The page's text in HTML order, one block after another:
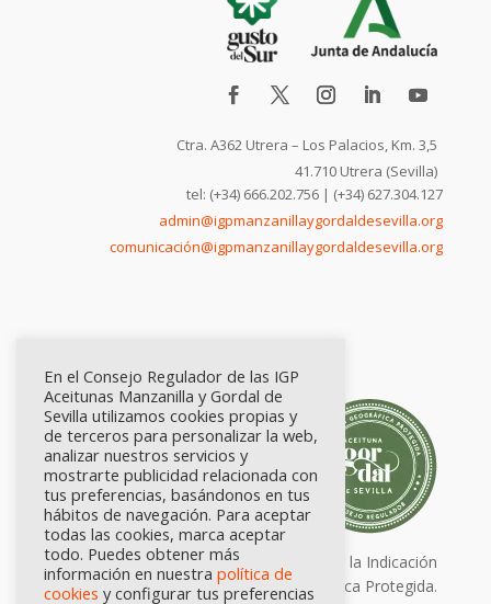
Ctra. A362 Utrera – Los Palacios, Km. 3,5
41.710 Utrera (Sevilla)
tel: (+34) 666.202.756 | (+34) 627.304.127
admin@igpmanzanillaygordaldesevilla.org
comunicación@igpmanzanillaygordaldesevilla.org
Calidad certificada por Origen. Sellos de la Indicación
Geográfica Protegida.
En el Consejo Regulador de las IGP
Aceitunas Manzanilla y Gordal de
Sevilla utilizamos cookies propias y
de terceros para personalizar la web,
analizar nuestros servicios y
mostrarte publicidad relacionada con
tus preferencias, basándonos en tus
hábitos de navegación. Para aceptar
todas las cookies, marca aceptar
todo. Puedes obtener más
información en nuestra política de
cookies y configurar tus preferencias